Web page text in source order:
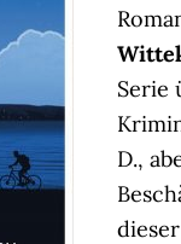
Serie
D.,